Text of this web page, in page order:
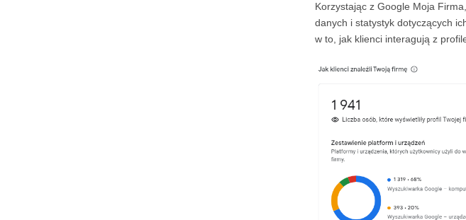
Korzystając z Google Moja
danych i statystyk dotyczących
w to, jak klienci interagują z